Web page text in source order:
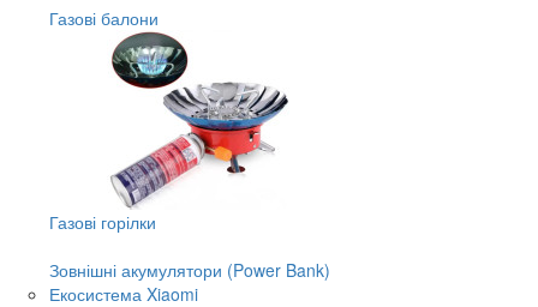
Газові балони
Газові горілки
Зовнішні акумулятори (Power Bank)
Екосистема Xiaomi